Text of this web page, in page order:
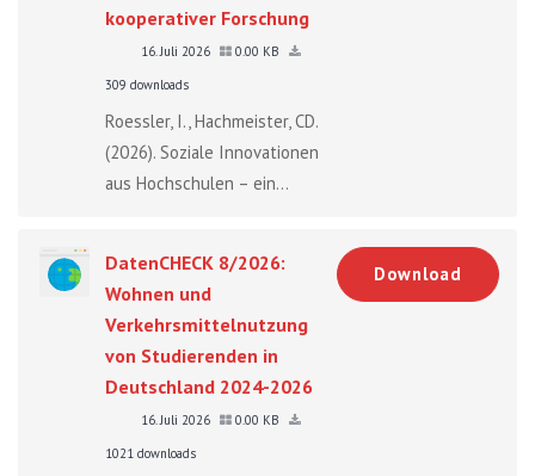
kooperativer Forschung
16. Juli 2026
0.00 KB
309 downloads
Roessler, I., Hachmeister, CD.
(2026). Soziale Innovationen
aus Hochschulen – ein...
DatenCHECK 8/2026:
Wohnen und
Verkehrsmittelnutzung
von Studierenden in
Deutschland 2024-2026
16. Juli 2026
0.00 KB
1021 downloads
Download